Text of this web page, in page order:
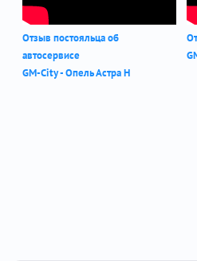
Отзыв постояльца об
автосервисе
GM-City - Опель Астра Н